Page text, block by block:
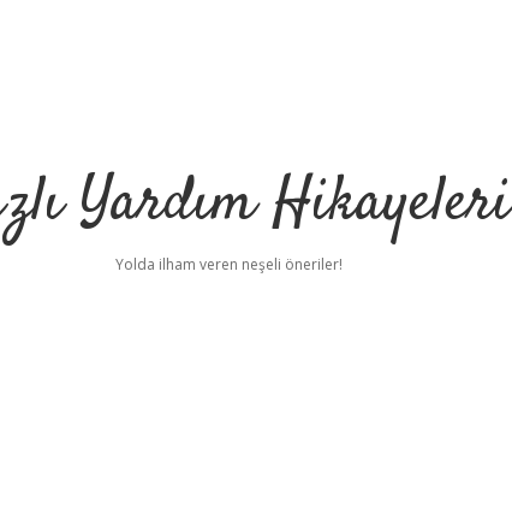
Yardım Hikayeleri
Yolda ilham veren neşeli öneriler!